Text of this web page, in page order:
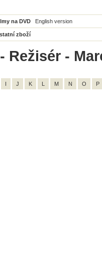
na DVD English version
zboží
Režisér -
I J K L M N O P